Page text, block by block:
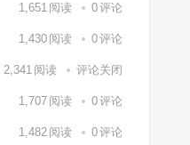
1,651 阅读 0评论
1,430 阅读 0评论
2,341 阅读 评论关闭
1,707 阅读 0评论
1,482 阅读 0评论